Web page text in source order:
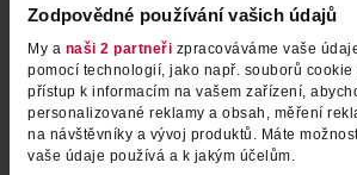
Zodpovědné používání vašich údajů
My a naši 2 partneři zpracováváme vaše
pomocí technologií, jako např. souborů
přístup k informacím na vašem zařízení,
personalizované reklamy a obsah, měření
na návštěvníky a vývoj produktů. Máte
vaše údaje používá a k jakým účelům.
Jemný kartáč na vlasy
for your Beauty 1 ks
Pečující a
vlasy
for your